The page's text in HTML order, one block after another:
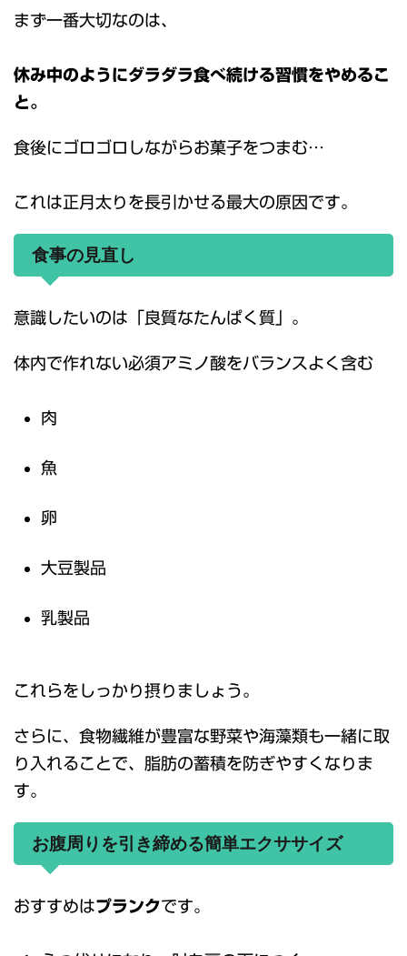
まず一番大切なのは、
休み中のようにダラダラ食べ続ける習慣をやめるこ
と。
食後にゴロゴロしながらお菓子をつまむ…
これは正月太りを長引かせる最大の原因です。
食事の見直し
意識したいのは「良質なたんぱく質」。
体内で作れない必須アミノ酸をバランスよく含む
肉
魚
卵
大豆製品
乳製品
これらをしっかり摂りましょう。
さらに、食物繊維が豊富な野菜や海藻類も一緒に取
り入れることで、脂肪の蓄積を防ぎやすくなりま
す。
お腹周りを引き締める簡単エクササイズ
おすすめはプランクです。